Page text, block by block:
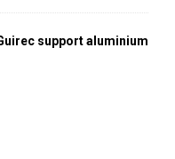
support aluminium